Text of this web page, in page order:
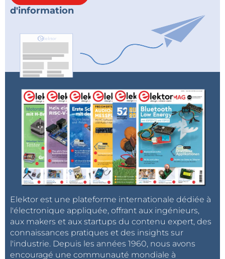
d'information
Elektor est une plateforme internationale dédiée à
l'électronique appliquée, offrant aux ingénieurs,
aux makers et aux startups du contenu expert, des
connaissances pratiques et des insights sur
l'industrie. Depuis les années 1960, nous avons
encouragé une communauté mondiale à